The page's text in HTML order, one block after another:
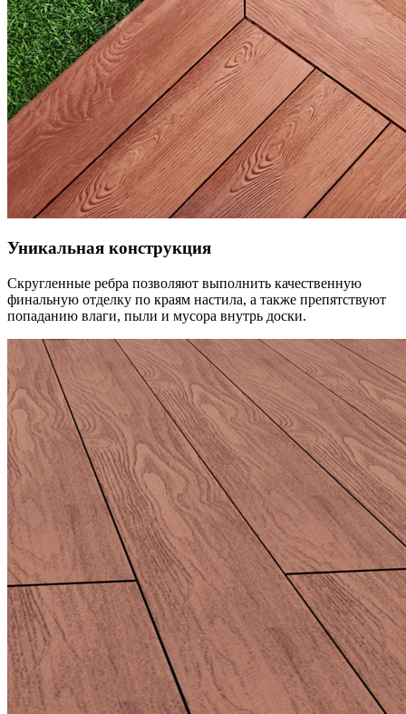
Уникальная конструкция
Скругленные ребра позволяют выполнить качественную
финальную отделку по краям настила, а также препятствуют
попаданию влаги, пыли и мусора внутрь доски.